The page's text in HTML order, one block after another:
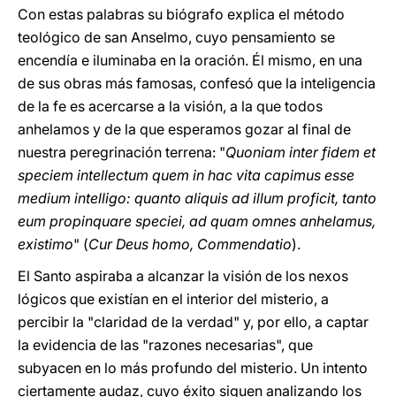
Con estas palabras su biógrafo explica el método
teológico de san Anselmo, cuyo pensamiento se
encendía e iluminaba en la oración. Él mismo, en una
de sus obras más famosas, confesó que la inteligencia
de la fe es acercarse a la visión, a la que todos
anhelamos y de la que esperamos gozar al final de
nuestra peregrinación terrena: "Quoniam inter fidem et
speciem intellectum quem in hac vita capimus esse
medium intelligo: quanto aliquis ad illum proficit, tanto
eum propinquare speciei, ad quam omnes anhelamus,
existimo" (Cur Deus homo, Commendatio).
El Santo aspiraba a alcanzar la visión de los nexos
lógicos que existían en el interior del misterio, a
percibir la "claridad de la verdad" y, por ello, a captar
la evidencia de las "razones necesarias", que
subyacen en lo más profundo del misterio. Un intento
ciertamente audaz, cuyo éxito siguen analizando los